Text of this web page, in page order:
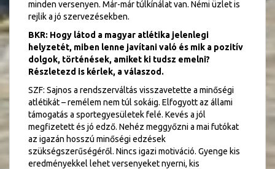
minden versenyen. Már-már túlkínálat van. Némi üzlet is
rejlik a jó szervezésekben.
BKR: Hogy látod a magyar atlétika jelenlegi
helyzetét, miben lenne javítani való és mik a pozitív
dolgok, történések, amiket ki tudsz emelni?
Részletezd is kérlek, a válaszod.
SZF: Sajnos a rendszerváltás visszavetette a minőségi
atlétikát – remélem nem túl sokáig. Elfogyott az állami
támogatás a sportegyesületek felé. Kevés a jól
megfizetett és jó edző. Nehéz meggyőzni a mai futókat
az igazán hosszú minőségi edzések
szükségszerűségéről. Nincs igazi motiváció. Gyenge kis
eredményekkel lehet versenyeket nyerni, kis